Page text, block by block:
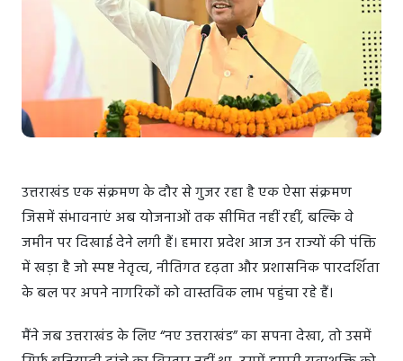
उत्तराखंड एक संक्रमण के दौर से गुजर रहा है एक ऐसा संक्रमण
जिसमें संभावनाएं अब योजनाओं तक सीमित नहीं रहीं, बल्कि वे
जमीन पर दिखाई देने लगी हैं। हमारा प्रदेश आज उन राज्यों की पंक्ति
में खड़ा है जो स्पष्ट नेतृत्व, नीतिगत दृढ़ता और प्रशासनिक पारदर्शिता
के बल पर अपने नागरिकों को वास्तविक लाभ पहुंचा रहे हैं।
मैंने जब उत्तराखंड के लिए “नए उत्तराखंड” का सपना देखा, तो उसमें